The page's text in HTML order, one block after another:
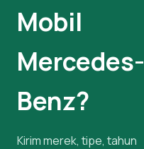
Mobil
Mercedes-
Benz?
Kirim merek, tipe, tahun